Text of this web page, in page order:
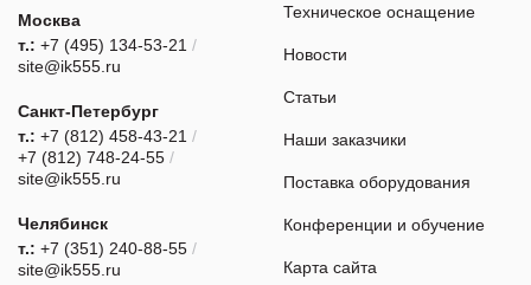
Москва
т.: +7 (495) 134-53-21 /
site@ik555.ru
Санкт-Петербург
т.: +7 (812) 458-43-21 /
+7 (812) 748-24-55 /
site@ik555.ru
Челябинск
т.: +7 (351) 240-88-55 /
site@ik555.ru
Техническое оснащение
Новости
Статьи
Наши заказчики
Поставка оборудования
Конференции и обучение
Карта сайта